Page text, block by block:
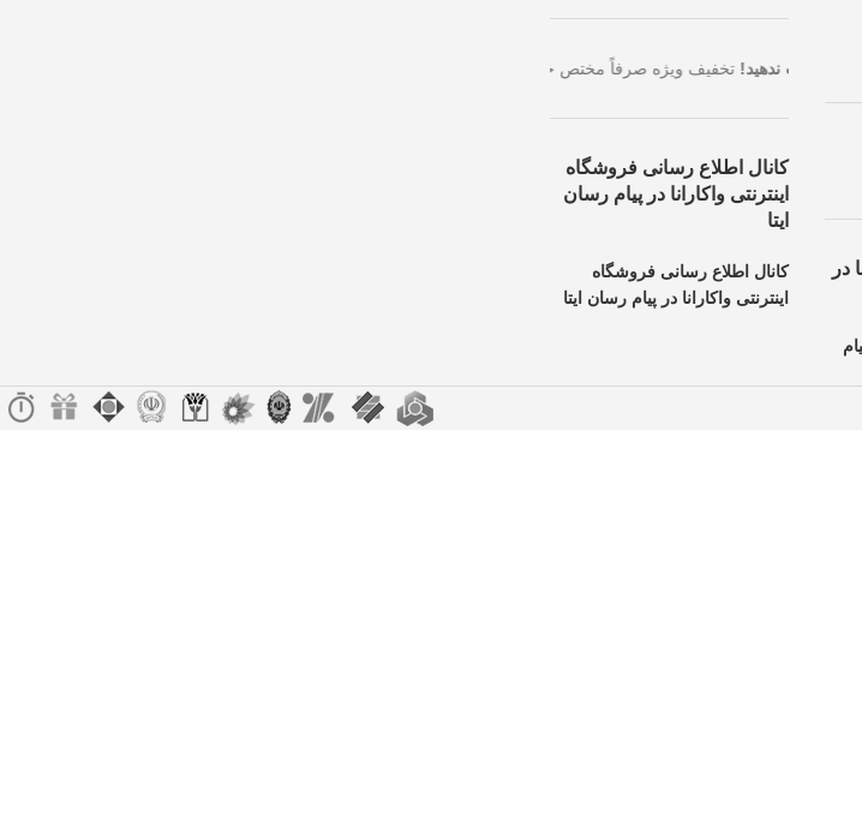
در
فرصت طلایی را از دست ندهید!خود را ثبت کنید.
کانال اطلاع رسانی فروشگاه
اینترنتی واکارانا در پیام رسان
ایتا
کانال اطلاع رسانی فروشگاه
اینترنتی واکارانا در پیام رسان ایتا